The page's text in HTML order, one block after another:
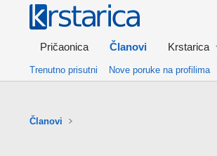
Pričaonica Članovi Krstarica
Trenutno prisutni Nove poruke na profilima
Članovi